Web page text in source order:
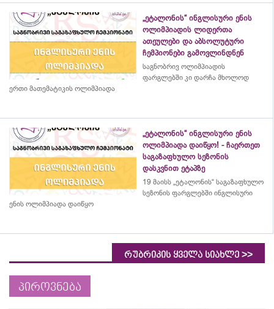
„ეტალონის“ ინგლისური ენის
ოლიმპიადის ლიდერთა
ათეულები და აბსოლუტური
ჩემპიონები გამოვლინდნენ
საგნობრივ ოლიმპიადის
ფარგლებში კი დარჩა მხოლოდ
ერთი მათემატიკის ოლიმპიადა
„ეტალონის“ ინგლისური ენის
ოლიმპიადა დაიწყო! - ჩაერთეთ
საგაზაფხულო სეზონის
დასკვნით ეტაპზე
19 მაისს „ეტალონის“ საგაზაფხულო
სეზონის ფარგლებში ინგლისური
ენის ოლიმპიადა დაიწყო
რუბრიკის ყველა სიახლე >>
პიროვნება